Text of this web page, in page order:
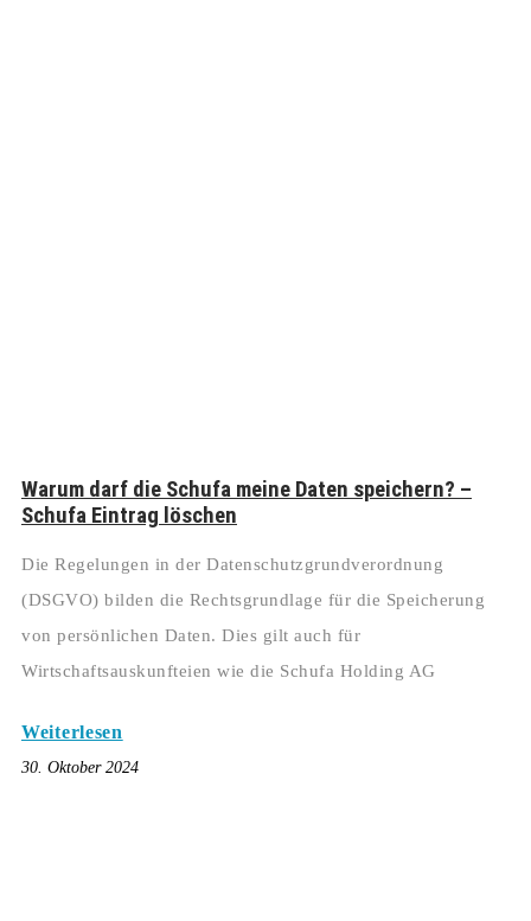
Warum darf die Schufa meine Daten speichern? –
Schufa Eintrag löschen
Die Regelungen in der Datenschutzgrundverordnung
(DSGVO) bilden die Rechtsgrundlage für die Speicherung
von persönlichen Daten. Dies gilt auch für
Wirtschaftsauskunfteien wie die Schufa Holding AG
Weiterlesen
30. Oktober 2024